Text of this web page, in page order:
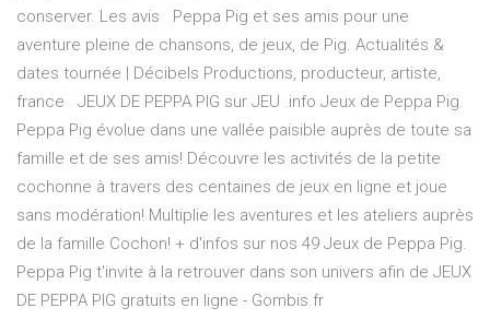
conserver. Les avis Peppa Pig et ses amis pour une
aventure pleine de chansons, de jeux, de Pig. Actualités &
dates tournée | Décibels Productions, producteur, artiste,
france JEUX DE PEPPA PIG sur JEU .info Jeux de Peppa Pig.
Peppa Pig évolue dans une vallée paisible auprès de toute sa
famille et de ses amis! Découvre les activités de la petite
cochonne à travers des centaines de jeux en ligne et joue
sans modération! Multiplie les aventures et les ateliers auprès
de la famille Cochon! + d'infos sur nos 49 Jeux de Peppa Pig.
Peppa Pig t'invite à la retrouver dans son univers afin de JEUX
DE PEPPA PIG gratuits en ligne - Gombis.fr